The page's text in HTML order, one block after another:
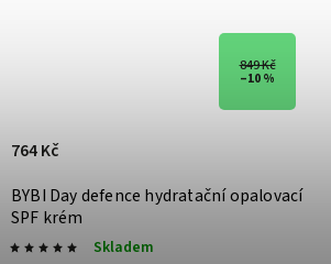
849 Kč
–10 %
BYBI Day defence hydratační opalovací
SPF krém
Skladem
764 Kč